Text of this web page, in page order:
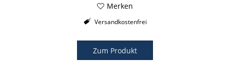
Merken
Versandkostenfrei
Zum Produkt